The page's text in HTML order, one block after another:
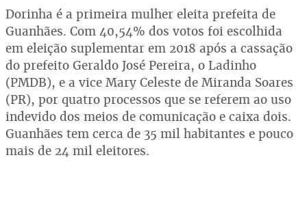
Dorinha é a primeira mulher eleita prefeita de
Guanhães. Com 40,54% dos votos foi escolhida
em eleição suplementar em 2018 após a cassação
do prefeito Geraldo José Pereira, o Ladinho
(PMDB), e a vice Mary Celeste de Miranda Soares
(PR), por quatro processos que se referem ao uso
indevido dos meios de comunicação e caixa dois.
Guanhães tem cerca de 35 mil habitantes e pouco
mais de 24 mil eleitores.